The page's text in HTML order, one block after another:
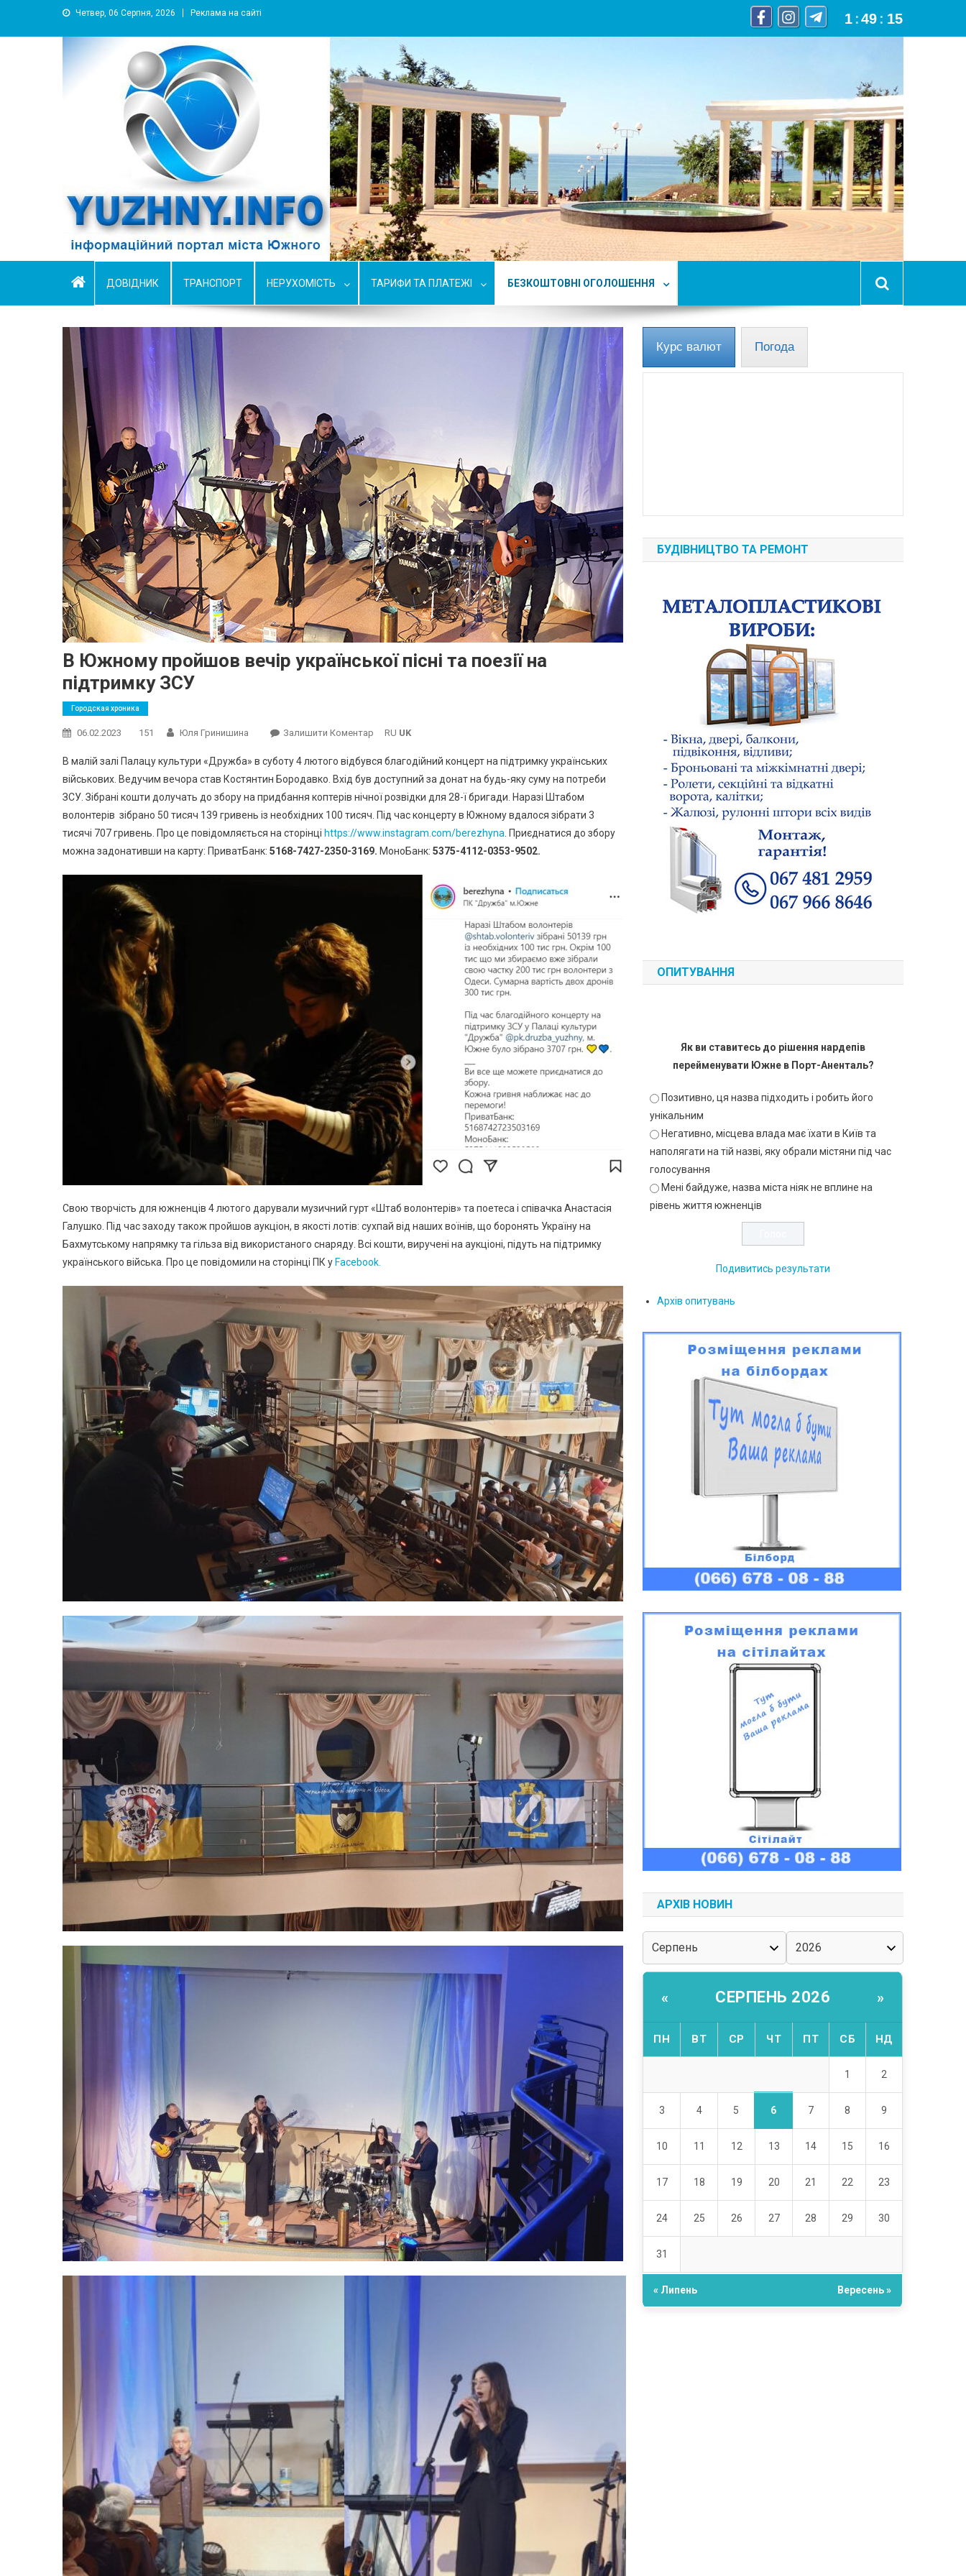
Четвер, 06 Серпня, 2026 Реклама на сайті 1 :49 : 17
YUZHNY.INFO
информационный портал города Южный
ДОВІДНИК ТРАНСПОРТ НЕРУХОМІСТЬ ТАРИФИ ТА ПЛАТЕЖІ БЕЗКОШТОВНІ ОГОЛОШЕННЯ
В Южному пройшов вечір української пісні та поезії на
підтримку ЗСУ
Городская хроника
06.02.2023 151 Юля Гринишина Залишити Коментар
Южному
Пройшов
Вечір
Української
Пісні
Та
RU UK
В малій залі Палацу культури «Дружба» в суботу 4 лютого відбувся благодійний концерт на підтримку українських
військових. Ведучим вечора став Костянтин Бородавко. Вхід був доступний за донат на будь-яку суму на потреби
ЗСУ. Зібрані кошти долучать до збору на придбання коптерів нічної розвідки для 28-ї бригади. Наразі Штабом
волонтерів зібрано 50 тисяч 139 гривень із необхідних 100 тисяч. Під час концерту в Южному вдалося зібрати 3
тисячі 707 гривень. Про це повідомляється на сторінці https://www.instagram.com/berezhyna . Приєднатися до збору
можна задонативши на карту: ПриватБанк: 5168-7427-2350-3169. МоноБанк: 5375-4112-0353-9502.
Свою творчість для южненців 4 лютого дарували музичний гурт «Штаб волонтерів» та поетеса і співачка Анастасія
Галушко. Під час заходу також пройшов аукціон, в якості лотів: сухпай від наших воїнів, що боронять Україну на
Бахмутському напрямку та гільза від використаного снаряду. Всі кошти, виручені на аукціоні, підуть на підтримку
українського війська. Про це повідомили на сторінці ПК у Facebook.
Курс валют Погода
БУДІВНИЦТВО ТА РЕМОНТ
ОПИТУВАННЯ
Як ви ставитесь до рішення нардепів
перейменувати Южне в Порт-Аненталь?
Позитивно, ця назва підходить і робить його
унікальним
Негативно, місцева влада має їхати в Київ та
наполягати на тій назві, яку обрали містяни під час
голосування
Мені байдуже, назва міста ніяк не вплине на
рівень життя южненців
Подивитись результати
Архів опитувань
АРХІВ НОВИН
« СЕРПЕНЬ 2026 »
ПН ВТ СР ЧТ ПТ СБ НД
1 2
3 4 5 6 7 8 9
10 11 12 13 14 15 16
17 18 19 20 21 22 23
24 25 26 27 28 29 30
31
« Липень Вересень »